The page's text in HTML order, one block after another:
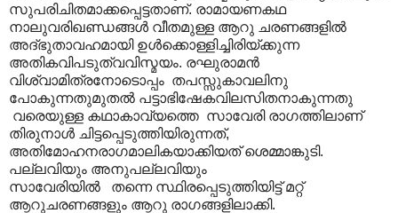
സുപരിചിതമാക്കപ്പെട്ടതാണ്. രാമായണകഥ
നാലുവരിഖണ്ഡങ്ങൾ‍ വീതമുള്ള ആറു ചരണങ്ങളില്‍
അദ്ഭുതാവഹമായി ഉള്‍ക്കൊള്ളിച്ചിരിയ്ക്കുന്ന
അതികവിപടുത്വവിസ്മയം. രഘുരാമൻ‍‍
വിശ്വാമിത്രനോടൊപ്പം തപസ്സുകാവലിനു
പോകുന്നതുമുതല്‍ പട്ടാഭിഷേകവിലസിതനാകുന്നതു
വരെയുള്ള കഥാകാവ്യത്തെ സാവേരി രാഗത്തിലാണ്
തിരുനാള്‍ ചിട്ടപ്പെടുത്തിയിരുന്നത്,
അതിമോഹനരാഗമാലികയാക്കിയത് ശെമ്മാങ്കുടി.
പല്ലവിയും അനുപല്ലവിയും
സാവേരിയിൽ തന്നെ സ്ഥിരപ്പെടുത്തിയിട്ട് മറ്റ്
ആറുചരണങ്ങളും ആറു രാഗങ്ങളിലാക്കി.